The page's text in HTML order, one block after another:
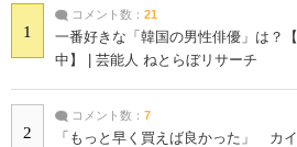
1
コメント数： 21
一番好きな「韓国の男性俳優」は？
中】 | 芸能人 ねとらぼリサーチ
2
コメント数： 7
「もっと早く買えば良かった」 カ